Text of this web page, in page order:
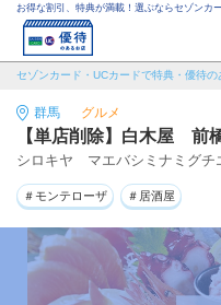
お得な割引、特典が満載！選ぶならセゾンカ
セゾンカード・UCカードで特典・優待の
群馬 グルメ
【単店削除】白木屋 前
シロキヤ マエバシミナミグチ
＃モンテローザ ＃居酒屋